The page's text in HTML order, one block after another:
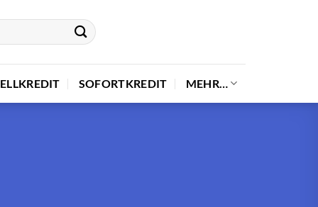
SOFORTKREDIT MEHR…